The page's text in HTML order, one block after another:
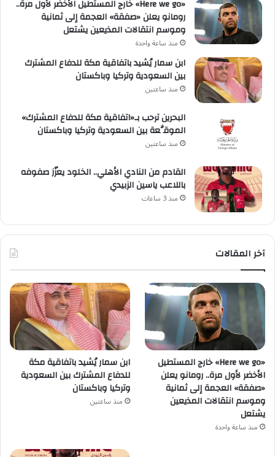
«Here we go» خارج المستطيل الأخضر لأول مرة..
رومانو يعلن «صفقة» العجمة إلى ثمانية
وموسم انتقالات المذيعين يشتعل
منذ ساعة واحدة
ابن سمار يُشيد باتفاقية مكة للدفاع المشترك
بين السعودية وتركيا وباكستان
منذ ساعتين
البحرين ترحب بـ«اتفاقية مكة للدفاع المشترك»
الموقَّعة بين السعودية وتركيا وباكستان
منذ ساعتين
القادم من النادي الأهلي.. الخلود يعزّز صفوفه
باللاعب ياسين الزبيدي
منذ 3 ساعات
آخر المقالات
«Here we go» خارج المستطيل
الأخضر لأول مرة.. رومانو يعلن
«صفقة» العجمة إلى ثمانية
وموسم انتقالات المذيعين
يشتعل
منذ ساعة واحدة
ابن سمار يُشيد باتفاقية مكة
للدفاع المشترك بين السعودية
وتركيا وباكستان
منذ ساعتين